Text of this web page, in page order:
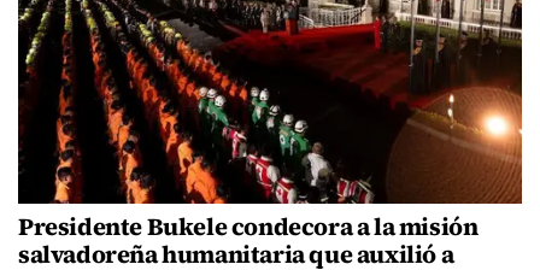
Presidente Bukele condecora a la misión
salvadoreña humanitaria que auxilió a